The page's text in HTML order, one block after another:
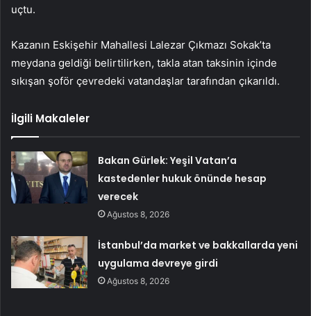
uçtu.
Kazanın Eskişehir Mahallesi Lalezar Çıkmazı Sokak’ta
meydana geldiği belirtilirken, takla atan taksinin içinde
sıkışan şoför çevredeki vatandaşlar tarafından çıkarıldı.
İlgili Makaleler
Bakan Gürlek: Yeşil Vatan’a
kastedenler hukuk önünde hesap
verecek
Ağustos 8, 2026
İstanbul’da market ve bakkallarda yeni
uygulama devreye girdi
Ağustos 8, 2026